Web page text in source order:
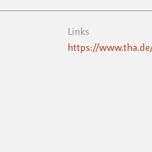
Links
https://